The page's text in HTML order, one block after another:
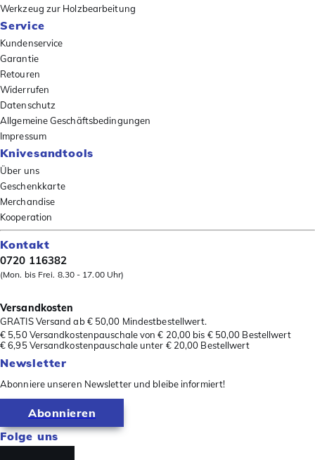
Werkzeug zur Holzbearbeitung
Service
Kundenservice
Garantie
Retouren
Widerrufen
Datenschutz
Allgemeine Geschäftsbedingungen
Impressum
Knivesandtools
Über uns
Geschenkkarte
Merchandise
Kooperation
Kontakt
0720 116382
(Mon. bis Frei. 8.30 - 17.00 Uhr)
Versandkosten
GRATIS Versand ab € 50,00 Mindestbestellwert.
€ 5,50 Versandkostenpauschale von € 20,00 bis € 50,00 Bestellwert
€ 6,95 Versandkostenpauschale unter € 20,00 Bestellwert
Newsletter
Abonniere unseren Newsletter und bleibe informiert!
Abonnieren
Folge uns